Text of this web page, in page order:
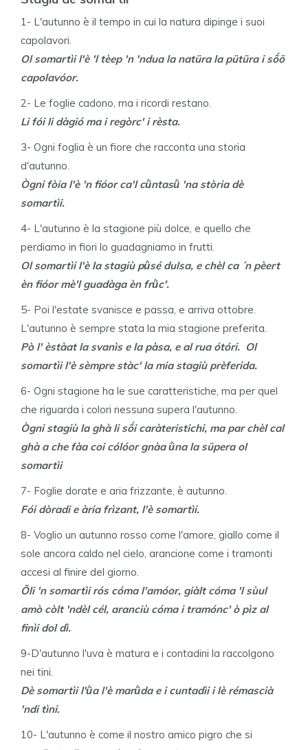
1- L'autunno è il tempo in cui la natura dipinge i suoi
capolavori.
Ol somartìi l'è 'l tèep 'n 'ndua la natüra la pütüra i sṍö
capolavóor.
2- Le foglie cadono, ma i ricordi restano.
Li fói li dàgió ma i regòrc' i rèsta.
3- Ogni foglia è un fiore che racconta una storia
d'autunno.
Ògni fòia l'è 'n fióor ca'l cǜntasǜ 'na stòria dè
somartìi.
4- L'autunno è la stagione più dolce, e quello che
perdiamo in fiori lo guadagniamo in frutti.
Ol somartìi l'è la stagiù pǜsé dulsa, e chèl ca ´n pèert
èn fióor mè'l guadàga èn frǜc'.
5- Poi l'estate svanisce e passa, e arriva ottobre.
L'autunno è sempre stata la mia stagione preferita.
Pò l' èstàat la svanìs e la pàsa, e al rua ótóri. Ol
somartìi l'è sèmpre stàc' la mia stagiù prèferida.
6- Ogni stagione ha le sue caratteristiche, ma per quel
che riguarda i colori nessuna supera l'autunno.
Ògni stagiù la ghà li sṍi caràteristichi, ma par chèl cal
ghà a che fàa coi cólóor gnàa ǜna la süpera ol
somartìi
7- Foglie dorate e aria frizzante, è autunno.
Fói dòradi e ària frìzant, l'è somartìi.
8- Voglio un autunno rosso come l'amore, giallo come il
sole ancora caldo nel cielo, arancione come i tramonti
accesi al finire del giorno.
Õli 'n somartìi rós cóma l'amóor, giàlt cóma 'l sùul
amò còlt 'ndèl cél, aranciù cóma i tramónc' ò pìz al
finìi dol dì.
9-D'autunno l'uva è matura e i contadini la raccolgono
nei tini.
Dè somartìi l'ǜa l'è marǜda e i cuntadìi i lè rémascià
'ndi tìni.
10- L'autunno è come il nostro amico pigro che si